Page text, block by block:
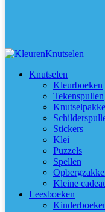
Knutselen
Kleurboeken
Tekenspullen
Stickers
Klei
Puzzels
Spellen
Kleine
Leesboeken